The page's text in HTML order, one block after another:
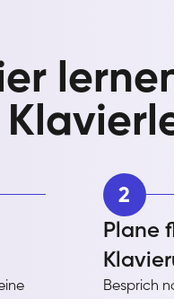
2
Plane
Besprich